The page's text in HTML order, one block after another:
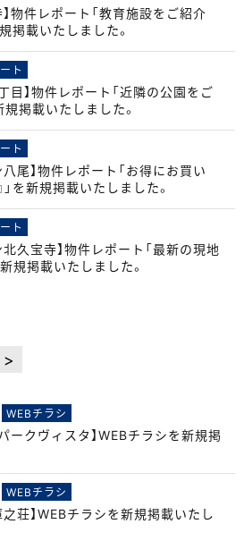
物件レポート「教育施設をご紹介
規掲載いたしました。
ト
目】物件レポート「近隣の公園をご
規掲載いたしました。
ト
尾】物件レポート「お得にお買い
」を新規掲載いたしました。
ト
久宝寺】物件レポート「最新の現地
規掲載いたしました。
>
WEBチラシ
ークヴィスタ】WEBチラシを新規掲
WEBチラシ
荘】WEBチラシを新規掲載いたし